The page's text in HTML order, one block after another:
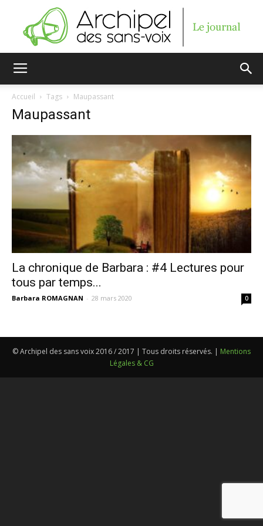
sans-
voix
Accueil Tags Maupassant
Maupassant
La chronique de Barbara : #4 Lectures pour
tous par temps...
Barbara ROMAGNAN - 28 mars 2020 0
© Archipel des sans voix 2016 / 2017 | Tous droits réservés. | Mentions
Légales & CG